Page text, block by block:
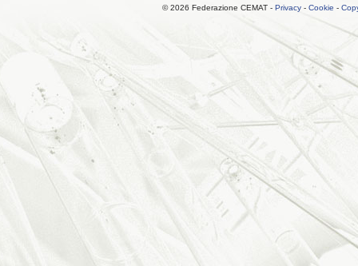
© 2026 Federazione CEMAT - Privacy - Cookie -